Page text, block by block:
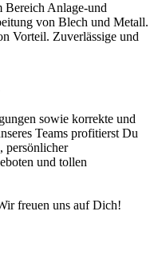
Bereich Anlage-und
von Blech und Metall.
Vorteil. Zuverlässige und
sowie korrekte und
Teams profitierst Du
persönlicher
und tollen
freuen uns auf Dich!